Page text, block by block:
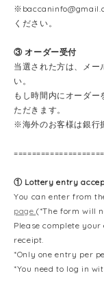
※
ください。
③ オーダー受付
当選された方は、メー
い。
もし時間内にオーダ
ただきます。
※海外のお客様は銀行
① Lottery entry
You can enter from
page. (*The form will
Please complete
receipt.
*Only one entry per
*You need to log in